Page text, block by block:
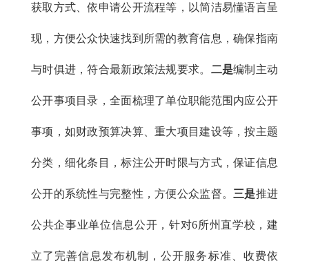
获取方式、依申请公开流程等，以简洁易懂语言呈
现，方便公众快速找到所需的教育信息，确保指南
与时俱进，符合最新政策法规要求。 二是编制主动
公开事项目录，全面梳理了单位职能范围内应公开
事项，如财政预算决算、重大项目建设等，按主题
分类，细化条目，标注公开时限与方式，保证信息
公开的系统性与完整性，方便公众监督。 三是推进
公共企事业单位信息公开，针对6所州直学校，建
立了完善信息发布机制，公开服务标准、收费依